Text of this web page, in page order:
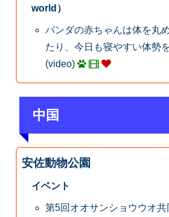
world）
パンダの赤ちゃんは体を丸
たり、今日も寝やすい体勢
(video)
中国
安佐動物公園
イベント
第5回オオサンショウウオ